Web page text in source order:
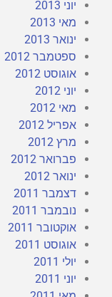
יוני 2013
מאי 2013
ינואר 2013
ספטמבר 2012
אוגוסט 2012
יוני 2012
מאי 2012
אפריל 2012
מרץ 2012
פברואר 2012
ינואר 2012
דצמבר 2011
נובמבר 2011
אוקטובר 2011
אוגוסט 2011
יולי 2011
יוני 2011